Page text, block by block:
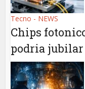
Tecno - NEWS
Chips
podria jubilar